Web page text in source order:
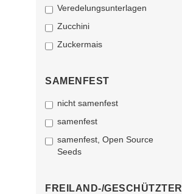
Veredelungsunterlagen
Zucchini
Zuckermais
SAMENFEST
nicht samenfest
samenfest
samenfest, Open Source
Seeds
FREILAND-/GESCHÜTZTER